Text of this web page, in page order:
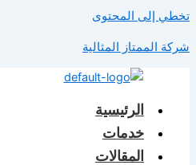
تخطي إلى المحتوى
شركة الممتاز المثالية
الرئيسية
خدمات
المقالات